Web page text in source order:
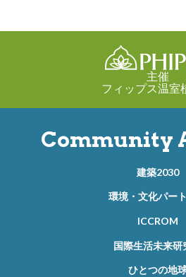
主催
フィップス温室
Community
建築2030
環境・文化パー
ICCROM
国際生活未来研
ひとつの地